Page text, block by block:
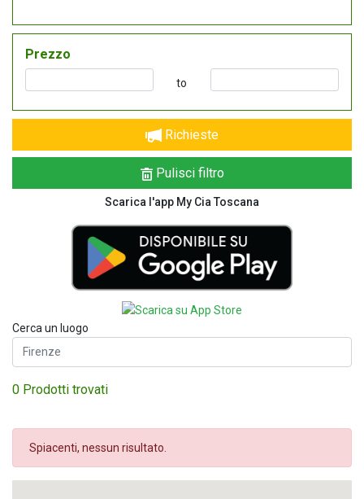
Prezzo
to
Richieste
Pulisci filtro
Scarica l'app My Cia Toscana
Cerca un luogo
0 Prodotti trovati
Spiacenti, nessun risultato.